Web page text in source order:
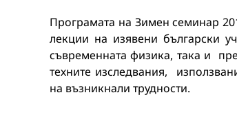
Програмата на Зимен семинар
лекции на изявени български
съвременната физика, така и
техните изследвания,
на възникнали трудности.